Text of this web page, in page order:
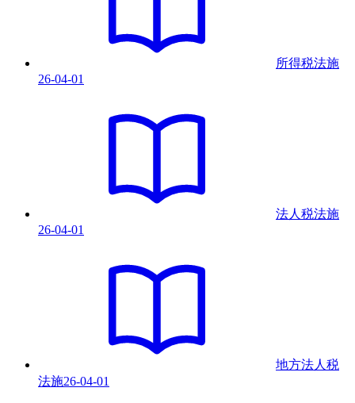
所得税法施
26-04-01
法人税法施
26-04-01
地方法人税
法施26-04-01